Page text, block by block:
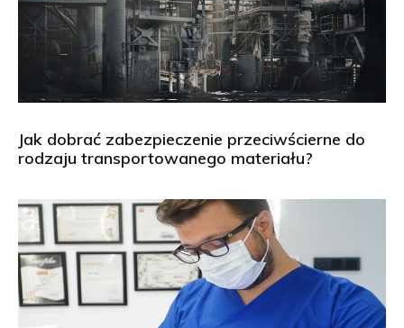
Jak dobrać zabezpieczenie przeciwścierne do
rodzaju transportowanego materiału?